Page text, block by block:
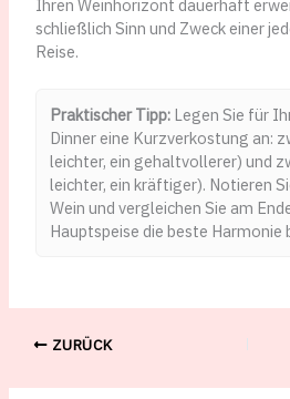
Ihren Weinhorizont dauerhaft
schließlich Sinn und Zweck einer
Reise.
Praktischer Tipp:Legen Sie für
Dinner eine Kurzverkostung an:
leichter, ein gehaltvollerer) und
leichter, ein kräftiger). Notieren
Wein und vergleichen Sie am
Hauptspeise die beste Harmonie
ZURÜCK